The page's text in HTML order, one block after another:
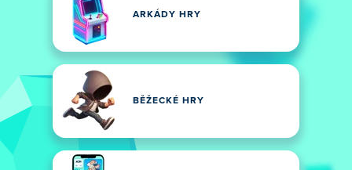
ARKÁDY HRY
BĚŽECKÉ HRY